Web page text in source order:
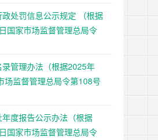
处罚信息公示规定 （根据
国家市场监督管理总局令
正）
管理办法（根据2025年
场监督管理总局令第108号
度报告公示办法（根据
国家市场监督管理总局令